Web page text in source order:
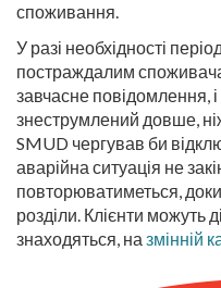
споживання.
У разі необхідності
постраждалим
завчасне повідомлення,
знеструмлений довше,
SMUD чергував би
аварійна ситуація не
повторюватиметься,
розділи. Клієнти можуть
знаходяться, на змінній